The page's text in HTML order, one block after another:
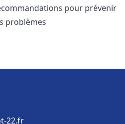
pour prévenir
problèmes
22.fr